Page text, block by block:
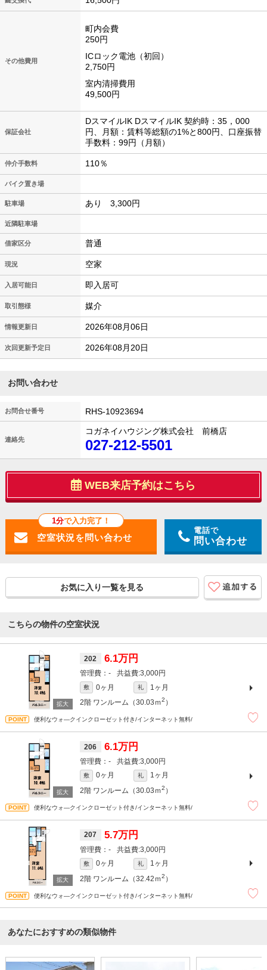
その他費用
町内会費
250円
ICロック電池（初回）
2,750円
室内清掃費用
49,500円
保証会社
DスマイルIK DスマイルIK 契約時：35，000
円、月額：賃料等総額の1%と800円、口座振替
手数料：99円（月額）
仲介手数料 110％
バイク置き場
駐車場 あり 3,300円
近隣駐車場
借家区分 普通
現況 空家
入居可能日 即入居可
取引態様 媒介
情報更新日 2026年08月06日
次回更新予定日 2026年08月20日
お問い合わせ
お問合せ番号 RHS-10923694
連絡先
コガネイハウジング株式会社 前橋店
027-212-5501
WEB来店予約はこちら
1分で入力完了！
電話で
問い合わせ
お気に入り一覧を見る
こちらの物件の空室状況
202 6.1万円
- 3,000円
敷 0ヶ月 礼
1ヶ月
2階 ワンルーム（30.03ｍ2 ）
便利なウォ―クインクローゼット付き/インターネット無料/
206 6.1万円
- 3,000円
敷 0ヶ月 礼
1ヶ月
2階 ワンルーム（30.03ｍ2 ）
便利なウォ―クインクローゼット付き/インターネット無料/
207 5.7万円
- 3,000円
敷 0ヶ月 礼
1ヶ月
2階 ワンルーム（32.42ｍ2 ）
便利なウォ―クインクローゼット付き/インターネット無料/
あなたにおすすめの類似物件